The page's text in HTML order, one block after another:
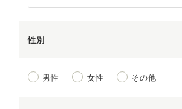
性別
男性 女性 その他